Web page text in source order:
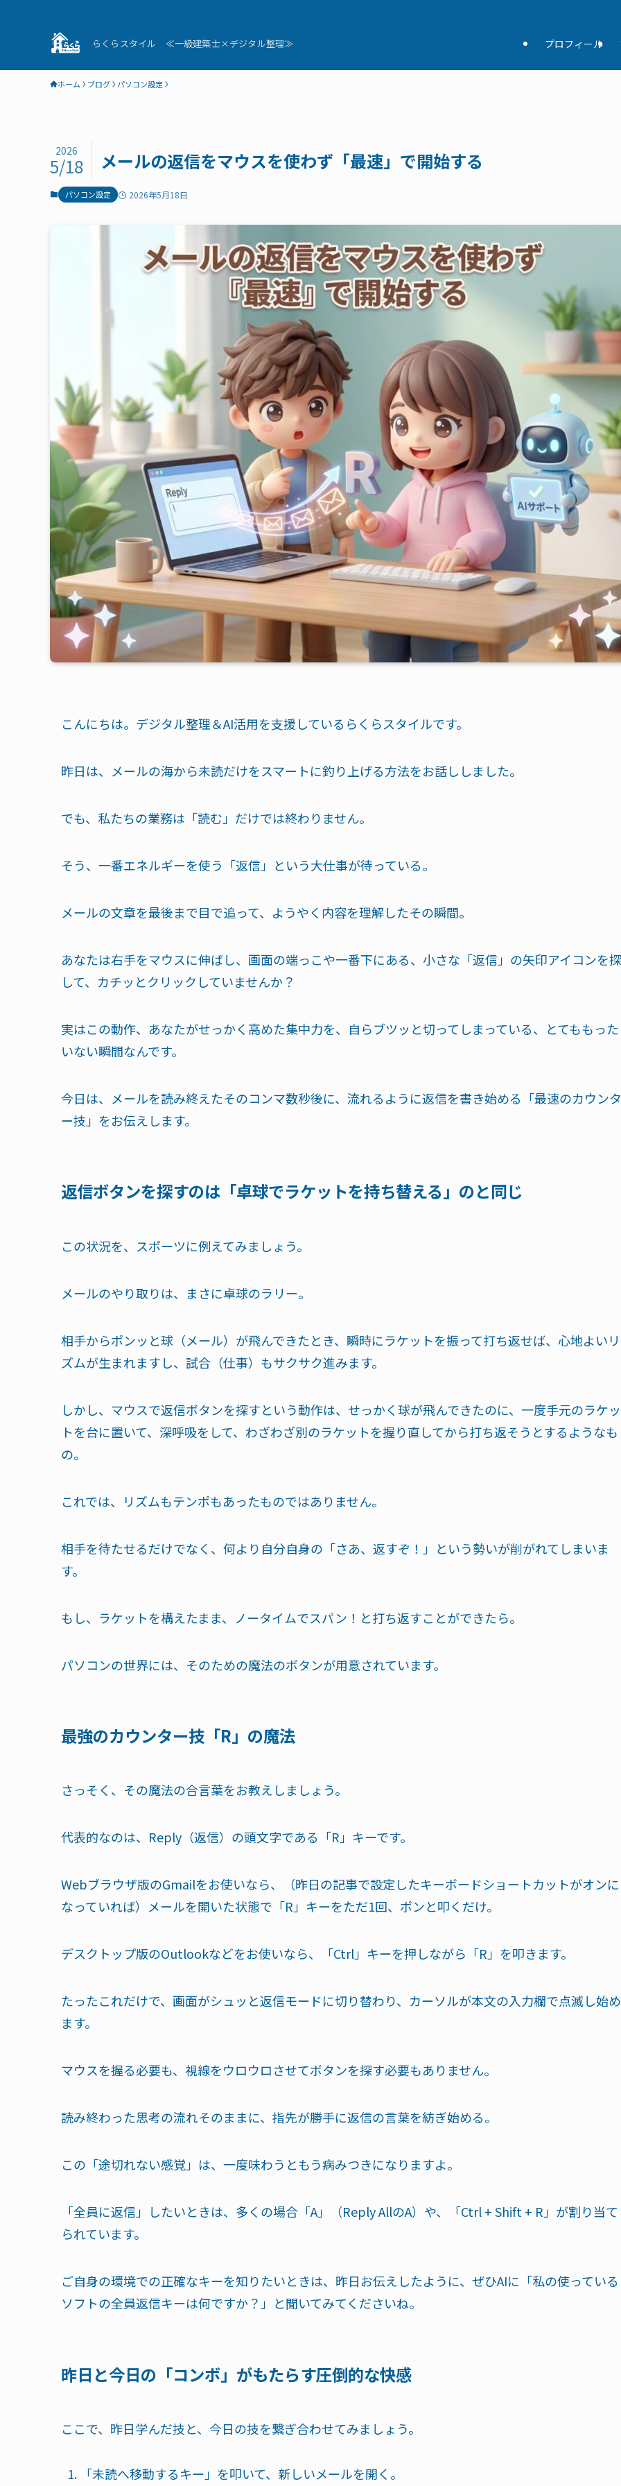
らくらスタイル ≪一級建築士×デジタル整理≫ プロフィール
ホーム ブログ パソコン設定
メールの返信をマウスを使わず「最速」で開始する
2026
5/18
パソコン設定 2026年5月18日
こんにちは。デジタル整理＆AI活用を支援しているらくらスタイルです。
昨日は、メールの海から未読だけをスマートに釣り上げる方法をお話ししました。
でも、私たちの業務は「読む」だけでは終わりません。
そう、一番エネルギーを使う「返信」という大仕事が待っている。
メールの文章を最後まで目で追って、ようやく内容を理解したその瞬間。
あなたは右手をマウスに伸ばし、画面の端っこや一番下にある、小さな「返信」の矢印アイコンを探
して、カチッとクリックしていませんか？
実はこの動作、あなたがせっかく高めた集中力を、自らブツッと切ってしまっている、とてももった
いない瞬間なんです。
今日は、メールを読み終えたそのコンマ数秒後に、流れるように返信を書き始める「最速のカウンタ
ー技」をお伝えします。
返信ボタンを探すのは「卓球でラケットを持ち替える」のと同じ
この状況を、スポーツに例えてみましょう。
メールのやり取りは、まさに卓球のラリー。
相手からポンッと球（メール）が飛んできたとき、瞬時にラケットを振って打ち返せば、心地よいリ
ズムが生まれますし、試合（仕事）もサクサク進みます。
しかし、マウスで返信ボタンを探すという動作は、せっかく球が飛んできたのに、一度手元のラケッ
トを台に置いて、深呼吸をして、わざわざ別のラケットを握り直してから打ち返そうとするようなも
の。
これでは、リズムもテンポもあったものではありません。
相手を待たせるだけでなく、何より自分自身の「さあ、返すぞ！」という勢いが削がれてしまいま
す。
もし、ラケットを構えたまま、ノータイムでスパン！と打ち返すことができたら。
パソコンの世界には、そのための魔法のボタンが用意されています。
最強のカウンター技「R」の魔法
さっそく、その魔法の合言葉をお教えしましょう。
代表的なのは、Reply（返信）の頭文字である「R」キーです。
Webブラウザ版のGmailをお使いなら、（昨日の記事で設定したキーボードショートカットがオンに
なっていれば）メールを開いた状態で「R」キーをただ1回、ポンと叩くだけ。
デスクトップ版のOutlookなどをお使いなら、「Ctrl」キーを押しながら「R」を叩きます。
たったこれだけで、画面がシュッと返信モードに切り替わり、カーソルが本文の入力欄で点滅し始め
ます。
マウスを握る必要も、視線をウロウロさせてボタンを探す必要もありません。
読み終わった思考の流れそのままに、指先が勝手に返信の言葉を紡ぎ始める。
この「途切れない感覚」は、一度味わうともう病みつきになりますよ。
「全員に返信」したいときは、多くの場合「A」（Reply AllのA）や、「Ctrl + Shift + R」が割り当て
られています。
ご自身の環境での正確なキーを知りたいときは、昨日お伝えしたように、ぜひAIに「私の使っている
ソフトの全員返信キーは何ですか？」と聞いてみてくださいね。
昨日と今日の「コンボ」がもたらす圧倒的な快感
ここで、昨日学んだ技と、今日の技を繋ぎ合わせてみましょう。
「未読へ移動するキー」を叩いて、新しいメールを開く。